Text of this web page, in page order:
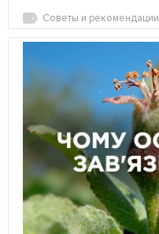
Советы и рекомендации